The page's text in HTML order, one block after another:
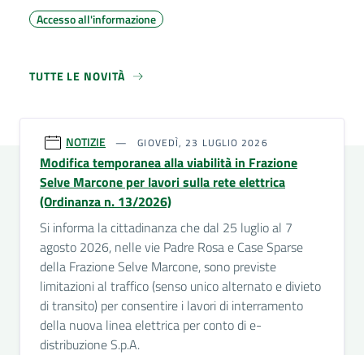
Accesso all'informazione
TUTTE LE NOVITÀ
NOTIZIE GIOVEDÌ, 23 LUGLIO 2026
Modifica temporanea alla viabilità in Frazione
Selve Marcone per lavori sulla rete elettrica
(Ordinanza n. 13/2026)
Si informa la cittadinanza che dal 25 luglio al 7
agosto 2026, nelle vie Padre Rosa e Case Sparse
della Frazione Selve Marcone, sono previste
limitazioni al traffico (senso unico alternato e divieto
di transito) per consentire i lavori di interramento
della nuova linea elettrica per conto di e-
distribuzione S.p.A.